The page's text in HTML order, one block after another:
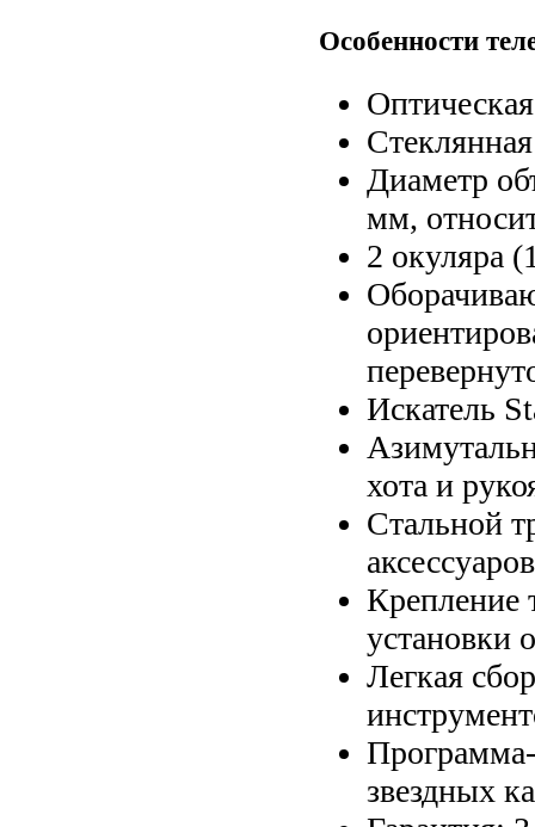
Особенности
Диаметр
мм,
2 окуляра
Искатель
хота и
Стальной
аксессуаров
Крепление
установки
Легкая
звездных